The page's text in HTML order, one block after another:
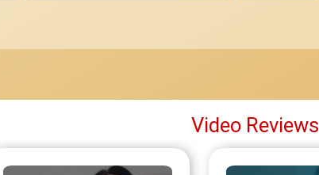
Video Reviews